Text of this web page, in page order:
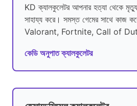
KD ক্যালকুলেটর আপনার হত্যা থেকে
সাহায্য করে। সমস্ত গেমের সাথে কাজ
Valorant, Fortnite, Call of
কেডি অনুপাত ক্যালকুলেটর